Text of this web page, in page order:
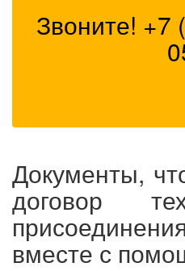
Звоните! +7
Документы,
договор
вместе с